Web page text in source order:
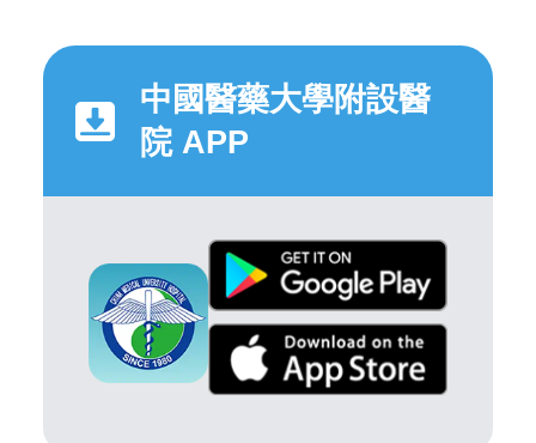
中國醫藥大學附設醫
院 APP